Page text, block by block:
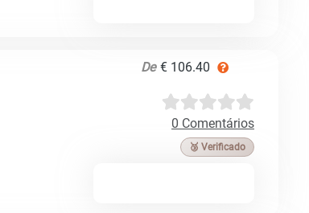
De € 106.40
0 Comentários
🥉 Verificado